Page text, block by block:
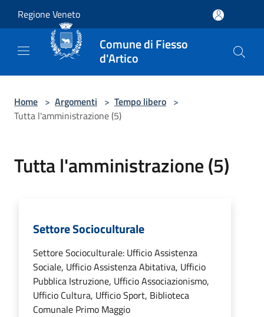
Regione Veneto
Comune di Fiesso
d'Artico
Home > Argomenti > Tempo libero >
Tutta l'amministrazione (5)
Tutta l'amministrazione (5)
Settore Socioculturale
Settore Socioculturale: Ufficio Assistenza
Sociale, Ufficio Assistenza Abitativa, Ufficio
Pubblica Istruzione, Ufficio Associazionismo,
Ufficio Cultura, Ufficio Sport, Biblioteca
Comunale Primo Maggio